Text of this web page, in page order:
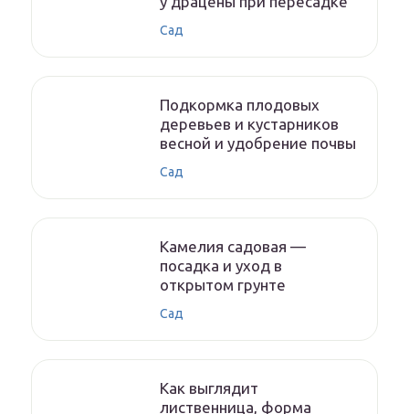
Сад
Подкормка плодовых
деревьев и кустарников
весной и удобрение почвы
Сад
Камелия садовая —
посадка и уход в
открытом грунте
Сад
Как выглядит
лиственница, форма